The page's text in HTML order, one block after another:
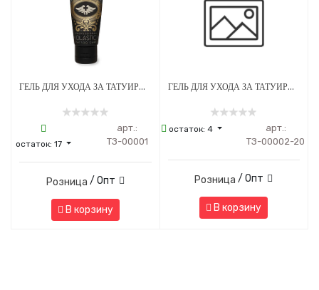
ГЕЛЬ ДЛЯ УХОДА ЗА ТАТУИРОВАННОЙ КОЖЕЙ TATTOO REVIVE OLASTIC 30 МЛ
остаток: 17
арт.:
ТЗ-00001
Розница / Опт
В корзину
ГЕЛЬ ДЛЯ УХОДА ЗА ТАТУИРОВАННОЙ КОЖЕЙ TATTOO REVIVE OLASTIC 5 МЛ - 20 ШТУК
остаток:4
арт.:
ТЗ-00002-20
Розница / Опт
В корзину